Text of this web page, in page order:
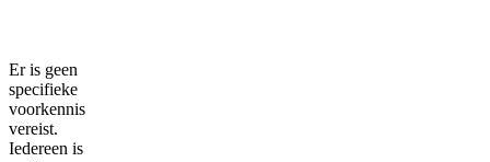
Er is geen
specifieke
voorkennis
vereist.
Iedereen is